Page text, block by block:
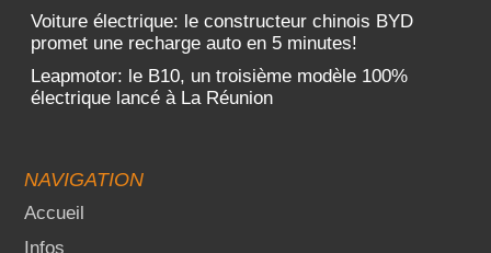
Voiture électrique: le constructeur chinois BYD
promet une recharge auto en 5 minutes!
Leapmotor: le B10, un troisième modèle 100%
électrique lancé à La Réunion
NAVIGATION
Accueil
Infos